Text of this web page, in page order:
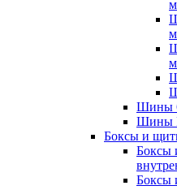
Шины
Шины
Боксы и
Боксы
Боксы